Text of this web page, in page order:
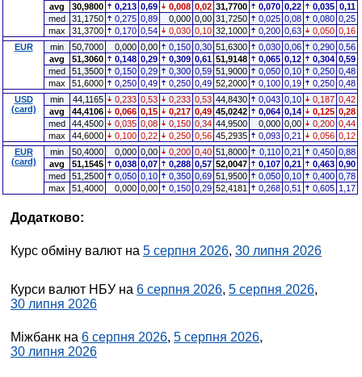
avg
30,9800 0,213 0,69 0,008 0,02 31,7700 0,070 0,22 0,035 0,11
med
31,1750 0,275 0,89 0,000 0,00 31,7250 0,025 0,08 0,080 0,25
max
31,3700 0,170 0,54 0,030 0,10 32,1000 0,200 0,63 0,050 0,16
EUR
min 50,7000 0,000 0,00 0,150 0,30 51,6300 0,030 0,06 0,290 0,56
avg
51,3060 0,148 0,29 0,309 0,61 51,9148 0,065 0,12 0,304 0,59
med
51,3500 0,150 0,29 0,300 0,59 51,9000 0,050 0,10 0,250 0,48
max
51,6000 0,250 0,49 0,250 0,49 52,2000 0,100 0,19 0,250 0,48
USD
(card)
min 44,1165 0,233 0,53 0,233 0,53 44,8430 0,043 0,10 0,187 0,42
avg
44,4106 0,066 0,15 0,217 0,49 45,0242 0,064 0,14 0,125 0,28
med
44,4500 0,035 0,08 0,150 0,34 44,9500 0,000 0,00 0,200 0,44
max
44,6000 0,100 0,22 0,250 0,56 45,2935 0,093 0,21 0,056 0,12
EUR
(card)
min 50,4000 0,000 0,00 0,200 0,40 51,8000 0,110 0,21 0,450 0,88
avg
51,1545 0,038 0,07 0,288 0,57 52,0047 0,107 0,21 0,463 0,90
med
51,2500 0,050 0,10 0,350 0,69 51,9500 0,050 0,10 0,400 0,78
max
51,4000 0,000 0,00 0,150 0,29 52,4181 0,268 0,51 0,605 1,17
Додатково:
Курс обміну валют на 5 серпня 2026, 30 липня 2026
Курси валют НБУ на 6 серпня 2026, 5 серпня 2026,
30 липня 2026
Міжбанк на 6 серпня 2026, 5 серпня 2026,
30 липня 2026